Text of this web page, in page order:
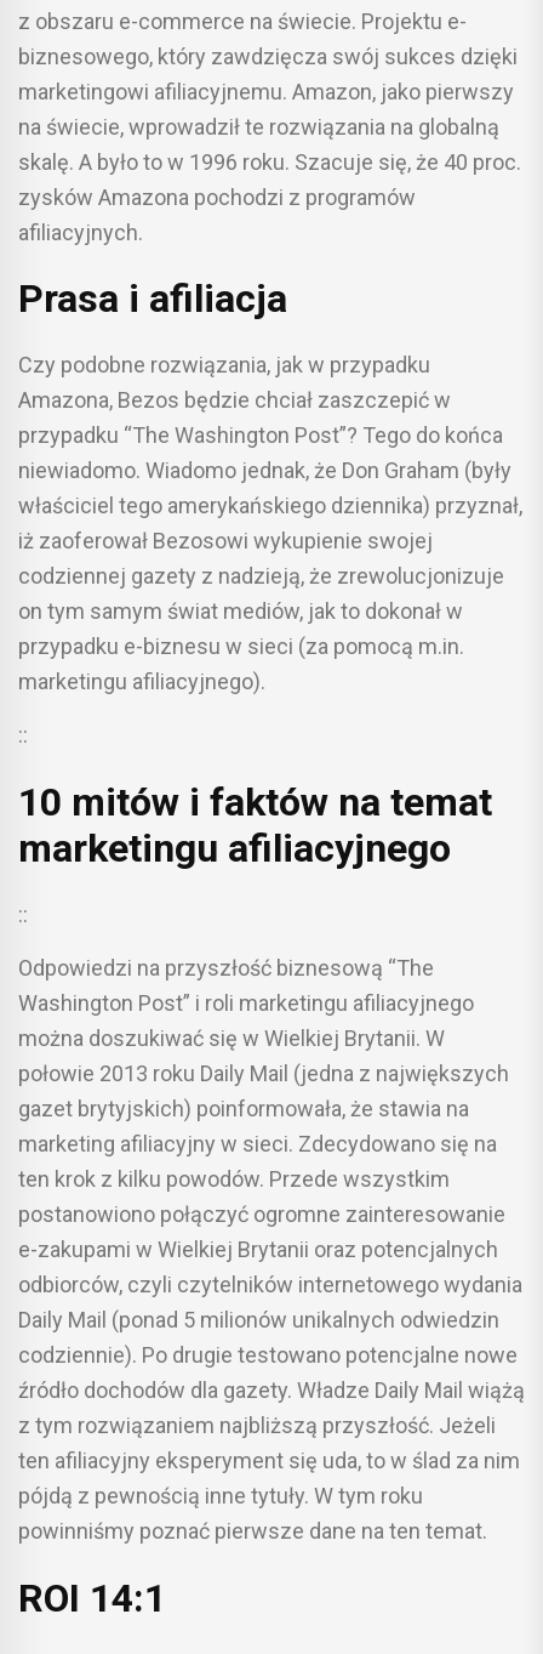
z obszaru e-commerce na świecie. Projektu e-
biznesowego, który zawdzięcza swój sukces dzięki
marketingowi afiliacyjnemu. Amazon, jako pierwszy
na świecie, wprowadził te rozwiązania na globalną
skalę. A było to w 1996 roku. Szacuje się, że 40 proc.
zysków Amazona pochodzi z programów
afiliacyjnych.
Prasa i afiliacja
Czy podobne rozwiązania, jak w przypadku
Amazona, Bezos będzie chciał zaszczepić w
przypadku “The Washington Post”? Tego do końca
niewiadomo. Wiadomo jednak, że Don Graham (były
właściciel tego amerykańskiego dziennika) przyznał,
iż zaoferował Bezosowi wykupienie swojej
codziennej gazety z nadzieją, że zrewolucjonizuje
on tym samym świat mediów, jak to dokonał w
przypadku e-biznesu w sieci (za pomocą m.in.
marketingu afiliacyjnego).
::
10 mitów i faktów na temat
marketingu afiliacyjnego
::
Odpowiedzi na przyszłość biznesową “The
Washington Post” i roli marketingu afiliacyjnego
można doszukiwać się w Wielkiej Brytanii. W
połowie 2013 roku Daily Mail (jedna z największych
gazet brytyjskich) poinformowała, że stawia na
marketing afiliacyjny w sieci. Zdecydowano się na
ten krok z kilku powodów. Przede wszystkim
postanowiono połączyć ogromne zainteresowanie
e-zakupami w Wielkiej Brytanii oraz potencjalnych
odbiorców, czyli czytelników internetowego wydania
Daily Mail (ponad 5 milionów unikalnych odwiedzin
codziennie). Po drugie testowano potencjalne nowe
źródło dochodów dla gazety. Władze Daily Mail wiążą
z tym rozwiązaniem najbliższą przyszłość. Jeżeli
ten afiliacyjny eksperyment się uda, to w ślad za nim
pójdą z pewnością inne tytuły. W tym roku
powinniśmy poznać pierwsze dane na ten temat.
ROI 14:1